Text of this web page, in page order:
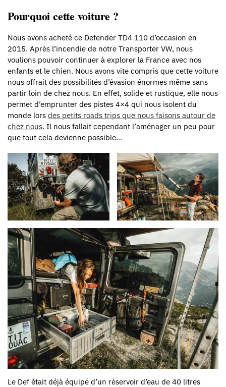
Pourquoi cette voiture ?
Nous avons acheté ce Defender TD4 110 d’occasion en
2015. Après l’incendie de notre Transporter VW, nous
voulions pouvoir continuer à explorer la France avec nos
enfants et le chien. Nous avons vite compris que cette voiture
nous offrait des possibilités d’évasion énormes même sans
partir loin de chez nous. En effet, solide et rustique, elle nous
permet d’emprunter des pistes 4×4 qui nous isolent du
monde lors des petits roads trips que nous faisons autour de
chez nous. Il nous fallait cependant l’aménager un peu pour
que tout cela devienne possible…
Le Def était déjà équipé d’un réservoir d’eau de 40 litres